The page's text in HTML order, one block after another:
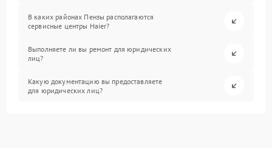
В каких районах Пензы располагаются
сервисные центры Haier?
Выполняете ли вы ремонт для юридических
лиц?
Какую документацию вы предоставляете
для юридических лиц?